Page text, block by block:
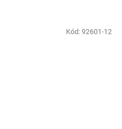
Kód:92601-12